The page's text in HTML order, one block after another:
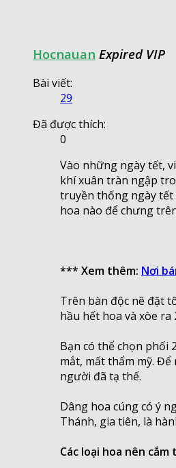
Hocnauan Expired VIP
Bài viết:
29
Đã được thích:
0
Vào những ngày tết,
khí xuân tràn ngập
truyền thống ngày tết
hoa nào để chưng
*** Xem thêm: Nơi
Trên bàn độc nê đặt
hầu hết hoa và xòe
Bạn có thể chọn phối
mắt, mất thẩm mỹ.
người đã tạ thế.
Dâng hoa cúng có ý
Thánh, gia tiên, là
Các loại hoa nên